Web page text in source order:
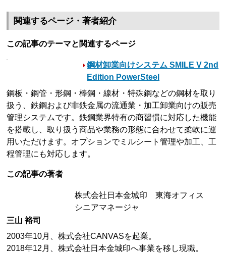
関連するページ・著者紹介
この記事のテーマと関連するページ
鋼材卸業向けシステム SMILE V 2nd
Edition PowerSteel
鋼板・鋼管・形鋼・棒鋼・線材・特殊鋼などの鋼材を取り
扱う、鉄鋼および非鉄金属の流通業・加工卸業向けの販売
管理システムです。鉄鋼業界特有の商習慣に対応した機能
を搭載し、取り扱う商品や業務の形態に合わせて柔軟に運
用いただけます。オプションでミルシート管理や加工、工
程管理にも対応します。
この記事の著者
株式会社日本金城印 東海オフィス
シニアマネージャ
三山 裕司
2003年10月、株式会社CANVASを起業。
2018年12月、株式会社日本金城印へ事業を移し現職。